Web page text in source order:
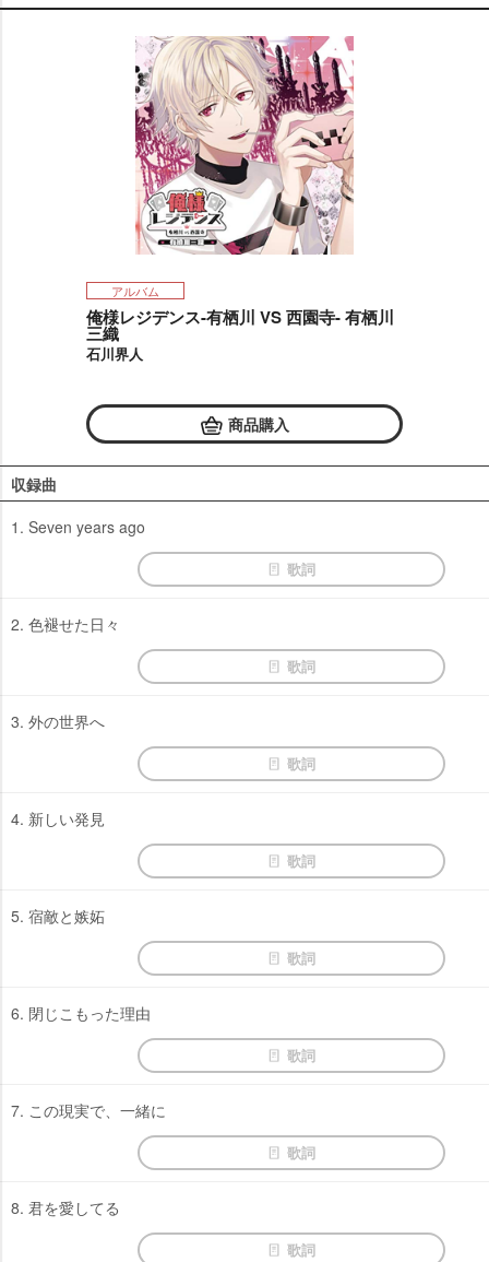
t
e
アルバム
俺様レジデンス-有栖川 VS 西園寺- 有栖川
三織
石川界人
商品購入
収録曲
1. Seven years ago
歌詞
2. 色褪せた日々
歌詞
3. 外の世界へ
歌詞
4. 新しい発見
歌詞
5. 宿敵と嫉妬
歌詞
6. 閉じこもった理由
歌詞
7. この現実で、一緒に
歌詞
8. 君を愛してる
歌詞